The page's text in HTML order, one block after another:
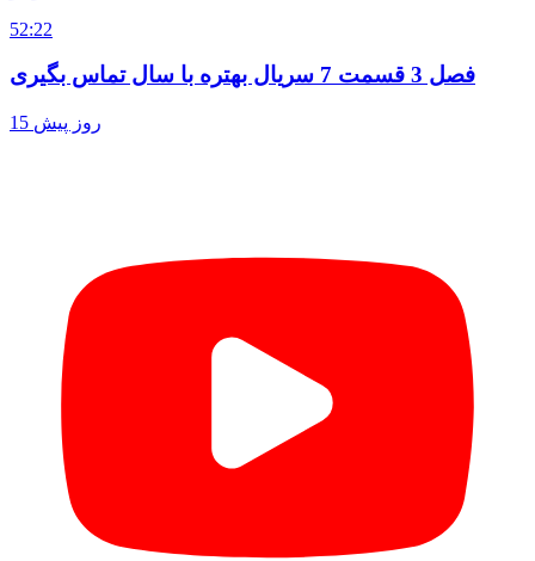
52:22
فصل 3 قسمت 7 سریال بهتره با سال تماس بگیری
15 روز پیش